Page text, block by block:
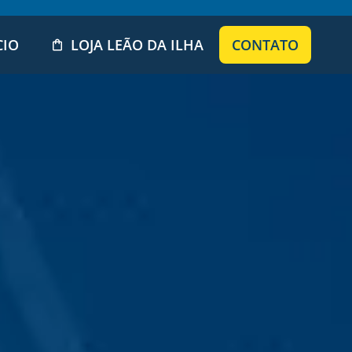
LOJA LEÃO DA ILHA CONTATO